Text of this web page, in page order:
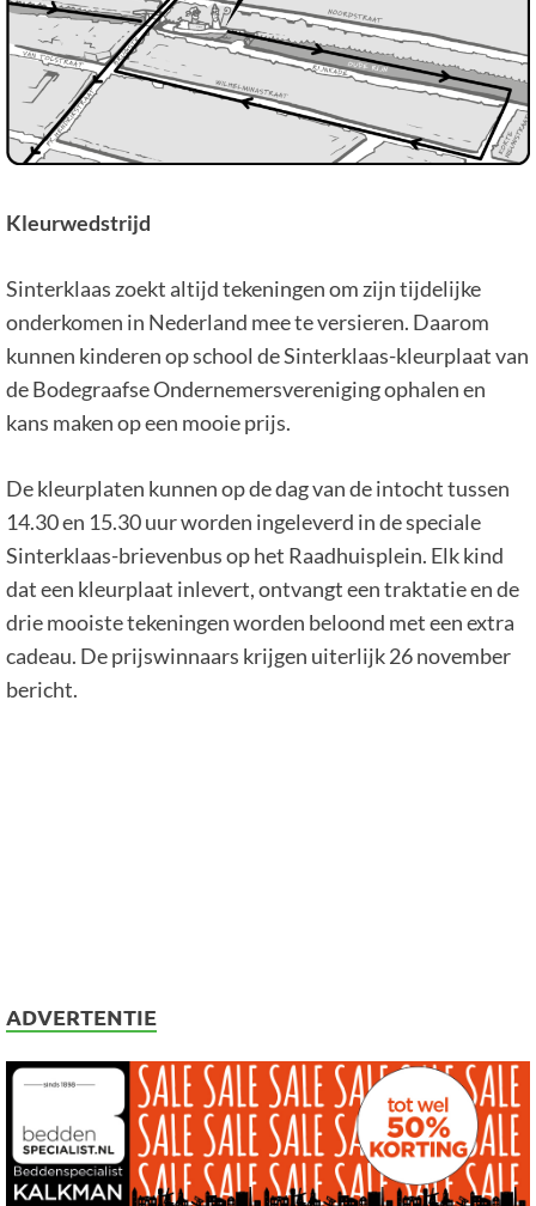
Kleurwedstrijd
Sinterklaas zoekt altijd tekeningen om zijn tijdelijke
onderkomen in Nederland mee te versieren. Daarom
kunnen kinderen op school de Sinterklaas-kleurplaat van
de Bodegraafse Ondernemersvereniging ophalen en
kans maken op een mooie prijs.
De kleurplaten kunnen op de dag van de intocht tussen
14.30 en 15.30 uur worden ingeleverd in de speciale
Sinterklaas-brievenbus op het Raadhuisplein. Elk kind
dat een kleurplaat inlevert, ontvangt een traktatie en de
drie mooiste tekeningen worden beloond met een extra
cadeau. De prijswinnaars krijgen uiterlijk 26 november
bericht.
ADVERTENTIE